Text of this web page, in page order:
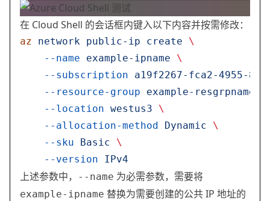
在 Cloud Shell 的会话框内键入以下内容并按需修改：
az network public-ip create \
    --name
example-ipname \
    --subscription
a19f2267-fca2-4955-
    --resource-group
example-resgrpname
    --location
westus3 \
    --allocation-method
Dynamic \
    --sku
Basic \
    --version
IPv4
上述参数中， --name 为必需参数，需要将
example-ipname 替换为需要创建的公共 IP 地址的